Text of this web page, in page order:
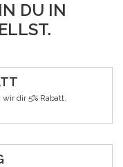
DU IN
dir 5% Rabatt.